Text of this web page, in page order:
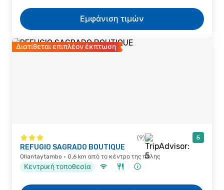
Εμφάνιση τιμών
Διατίθεται επιπλέον έκπτωση
(9) 5
REFUGIO SAGRADO BOUTIQUE
Ollantaytambo · 0,6 km από το κέντρο της πόλης
Κεντρική τοποθεσία